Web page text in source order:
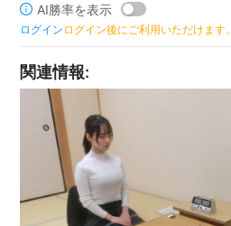
AI勝率を表示
ログイン ログイン後にご利用いただけます。
関連情報: